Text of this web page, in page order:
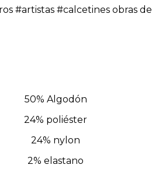
#artistas #calcetines obras
50% Algodón
24% poliéster
24% nylon
2% elastano